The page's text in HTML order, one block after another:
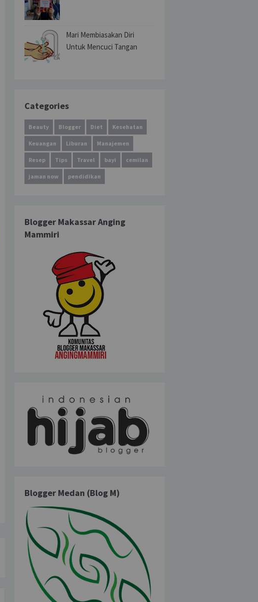
Mari Membiasakan Diri
Untuk Mencuci Tangan
Categories
Beauty Blogger Diet Kesehatan
Keuangan Liburan Manajemen
Resep Tips Travel bayi cemilan
jaman now pendidikan
Blogger Makassar Anging
Mammiri
Blogger Medan (Blog M)